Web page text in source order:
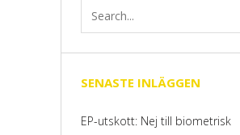
SENASTE INLÄGGEN
EP-utskott: Nej till biometrisk